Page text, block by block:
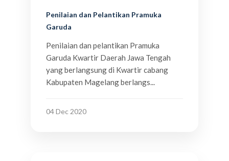
Penilaian dan Pelantikan Pramuka
Garuda
Penilaian dan pelantikan Pramuka
Garuda Kwartir Daerah Jawa Tengah
yang berlangsung di Kwartir cabang
Kabupaten Magelang berlangs...
04 Dec 2020